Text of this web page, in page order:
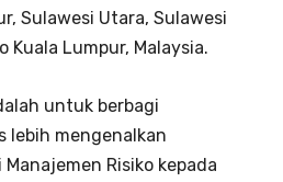
Sulawesi Utara, Sulawesi
Kuala Lumpur, Malaysia.
untuk berbagi
lebih mengenalkan
Risiko kepada